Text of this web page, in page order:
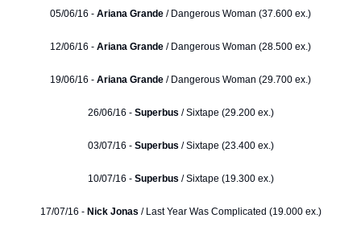
05/06/16 - Ariana Grande / Dangerous Woman (37.600 ex.)
12/06/16 - Ariana Grande / Dangerous Woman (28.500 ex.)
19/06/16 - Ariana Grande / Dangerous Woman (29.700 ex.)
26/06/16 - Superbus / Sixtape (29.200 ex.)
03/07/16 - Superbus / Sixtape (23.400 ex.)
10/07/16 - Superbus / Sixtape (19.300 ex.)
17/07/16 - Nick Jonas / Last Year Was Complicated (19.000 ex.)